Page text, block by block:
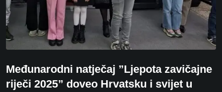
Međunarodni natječaj ”Ljepota zavičajne
riječi 2025” doveo Hrvatsku i svijet u